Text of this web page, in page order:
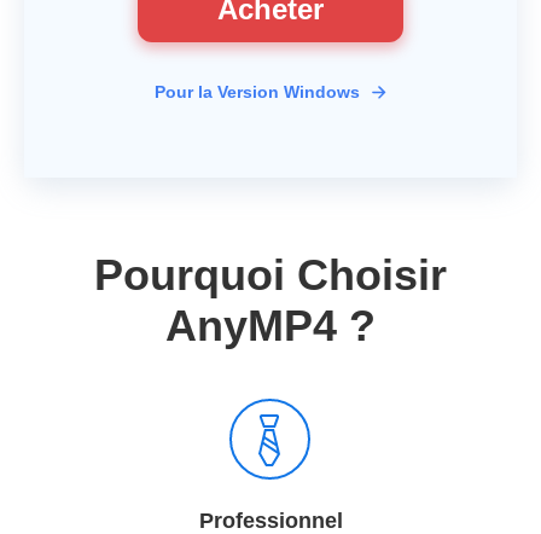
Acheter
Pour la Version Windows
Pourquoi Choisir
AnyMP4 ?
Professionnel